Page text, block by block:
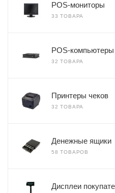
POS-мониторы
33 ТОВАРА
POS-компьютеры
32 ТОВАРА
Принтеры чеков
32 ТОВАРА
Денежные ящики
58 ТОВАРОВ
Дисплеи